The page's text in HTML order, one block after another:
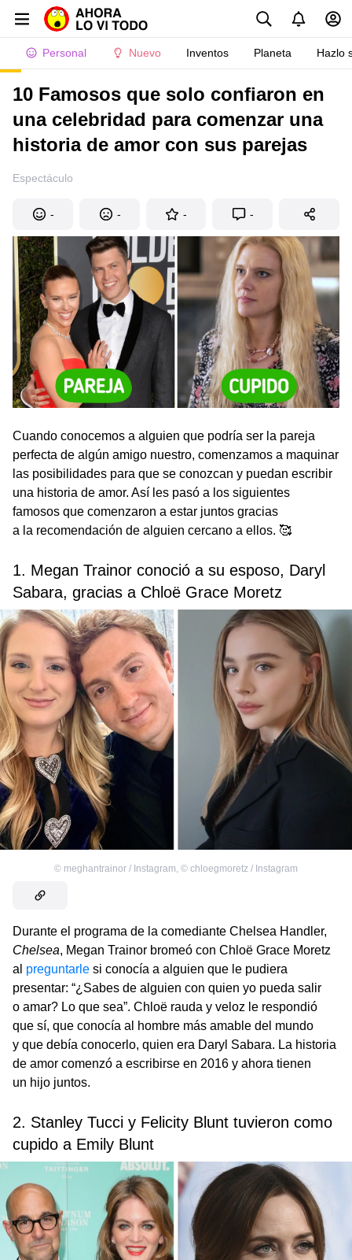
Personal Nuevo Inventos Planeta Hazlo
10 Famosos que solo confiaron en
una celebridad para comenzar una
historia de amor con sus parejas
Espectáculo
- - - -
Cuando conocemos a alguien que podría ser la pareja
perfecta de algún amigo nuestro, comenzamos a maquinar
las posibilidades para que se conozcan y puedan escribir
una historia de amor. Así les pasó a los siguientes
famosos que comenzaron a estar juntos gracias
a la recomendación de alguien cercano a ellos. 🥰
1. Megan Trainor conoció a su esposo, Daryl
Sabara, gracias a Chloë Grace Moretz
© meghantrainor / Instagram, © chloegmoretz / Instagram
Durante el programa de la comediante Chelsea Handler,
Chelsea, Megan Trainor bromeó con Chloë Grace Moretz
al preguntarle si conocía a alguien que le pudiera
presentar: “¿Sabes de alguien con quien yo pueda salir
o amar? Lo que sea”. Chloë rauda y veloz le respondió
que sí, que conocía al hombre más amable del mundo
y que debía conocerlo, quien era Daryl Sabara. La historia
de amor comenzó a escribirse en 2016 y ahora tienen
un hijo juntos.
2. Stanley Tucci y Felicity Blunt tuvieron como
cupido a Emily Blunt